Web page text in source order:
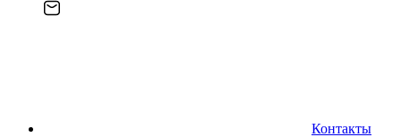
Контакты